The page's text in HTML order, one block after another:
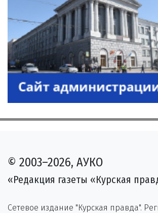
© 2003–2026, АУКО
«Редакция газеты «Курская
Сетевое издание "Курская правда".